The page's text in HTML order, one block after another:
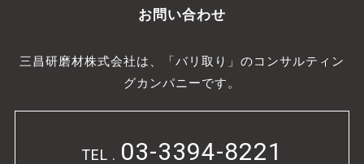
お問い合わせ
三昌研磨材株式会社は、「バリ取り」のコンサルティン
グカンパニーです。
TEL . 03-3394-8221